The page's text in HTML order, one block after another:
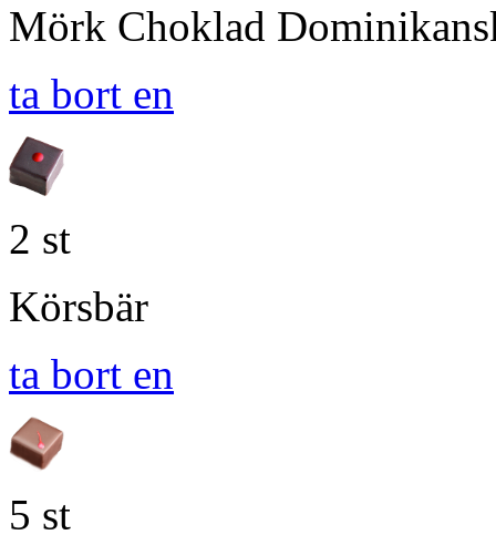
Mörk Choklad
ta bort en
2 st
Körsbär
ta bort en
5 st